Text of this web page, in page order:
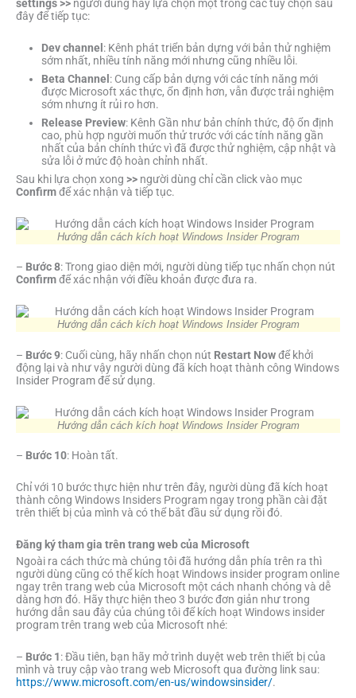
settings >> người dùng hãy lựa chọn một trong các tùy chọn sau
đây để tiếp tục:
Dev channel : Kênh phát triển bản dựng với bản thử nghiệm
sớm nhất, nhiều tính năng mới nhưng cũng nhiều lỗi.
Beta Channel : Cung cấp bản dựng với các tính năng mới
được Microsoft xác thực, ổn định hơn, vẫn được trải nghiệm
sớm nhưng ít rủi ro hơn.
Release Preview: Kênh Gần như bản chính thức, độ ổn định
cao, phù hợp người muốn thử trước với các tính năng gần
nhất của bản chính thức vì đã được thử nghiệm, cập nhật và
sửa lỗi ở mức độ hoàn chỉnh nhất.
Sau khi lựa chọn xong >> người dùng chỉ cần click vào mục
Confirmđể xác nhận và tiếp tục.
Hướng dẫn cách kích hoạt Windows Insider Program
– Bước 8: Trong giao diện mới, người dùng tiếp tục nhấn chọn nút
Confirmđể xác nhận với điều khoản được đưa ra.
Hướng dẫn cách kích hoạt Windows Insider Program
– Bước 9: Cuối cùng, hãy nhấn chọn nút Restart Nowđể khởi
động lại và như vậy người dùng đã kích hoạt thành công Windows
Insider Program để sử dụng.
Hướng dẫn cách kích hoạt Windows Insider Program
– Bước 10: Hoàn tất.
Chỉ với 10 bước thực hiện như trên đây, người dùng đã kích hoạt
thành công Windows Insiders Program ngay trong phần cài đặt
trên thiết bị của mình và có thể bắt đầu sử dụng rồi đó.
Đăng ký tham gia trên trang web của Microsoft
Ngoài ra cách thức mà chúng tôi đã hướng dẫn phía trên ra thì
người dùng cũng có thể kích hoạt Windows insider program online
ngay trên trang web của Microsoft một cách nhanh chóng và dễ
dàng hơn đó. Hãy thực hiện theo 3 bước đơn giản như trong
hướng dẫn sau đây của chúng tôi để kích hoạt Windows insider
program trên trang web của Microsoft nhé:
– Bước 1: Đầu tiên, bạn hãy mở trình duyệt web trên thiết bị của
mình và truy cập vào trang web Microsoft qua đường link sau:
https://www.microsoft.com/en-us/windowsinsider/.